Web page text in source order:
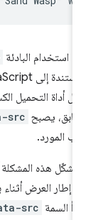
استخدام البادئة
أداة التحميل
يصبح src
المورد.
تشكّل هذه المشكلة أي
إطار العرض أثناء بدء
السمة data-src